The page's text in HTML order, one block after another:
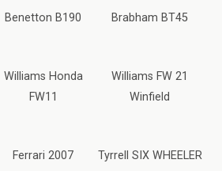
Benetton B190 Brabham BT45
Williams Honda
FW11
Williams FW 21
Winfield
Ferrari 2007 Tyrrell SIX WHEELER